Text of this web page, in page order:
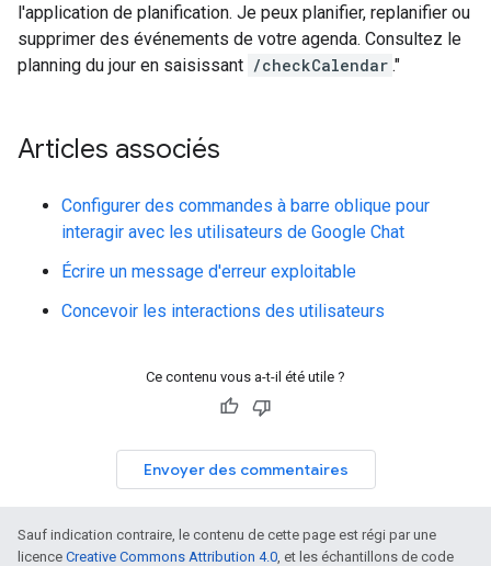
l'application de planification. Je peux planifier, replanifier ou
supprimer des événements de votre agenda. Consultez le
planning du jour en saisissant /checkCalendar ."
Articles associés
Configurer des commandes à barre oblique pour
interagir avec les utilisateurs de Google Chat
Écrire un message d'erreur exploitable
Concevoir les interactions des utilisateurs
Ce contenu vous a-t-il été utile ?
Envoyer des commentaires
Sauf indication contraire, le contenu de cette page est régi par une
licence Creative Commons Attribution 4.0 , et les échantillons de code